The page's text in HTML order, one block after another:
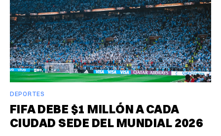
DEPORTES
FIFA DEBE $1 MILLÓN A CADA
CIUDAD SEDE DEL MUNDIAL 2026